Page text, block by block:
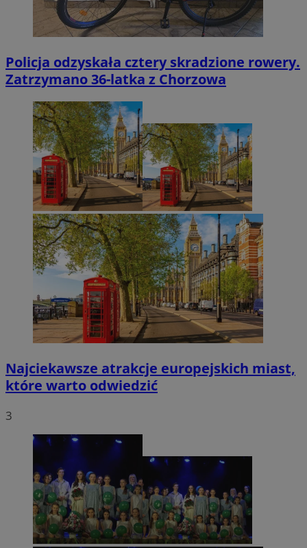
Policja odzyskała cztery skradzione rowery.
Zatrzymano 36-latka z Chorzowa
Najciekawsze atrakcje europejskich miast,
które warto odwiedzić
3